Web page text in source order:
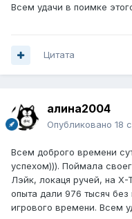
Всем удачи в поимке
Цитата
алина2004
Опубликовано 18
Всем доброго времени
успехом))). Поймала
Лэйк, локаця ручей, на
опыта дали 976 тысяч без
игрового времени. Всем